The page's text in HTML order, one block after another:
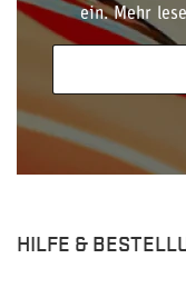
ein. Mehr
HILFE &